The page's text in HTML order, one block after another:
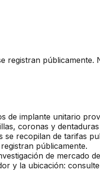
registran públicamente.
de implante unitario
coronas y
recopilan de tarifas
públicamente.
de mercado
y la ubicación: